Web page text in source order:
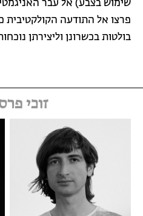
שימוש בצבע) אל עבר
פרצו אל התודעה הקולקטיבית
בולטות בכשרונן וליצירתן
זוכי